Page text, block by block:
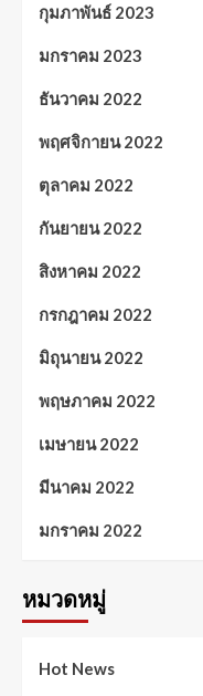
กุมภาพันธ์ 2023
มกราคม 2023
ธันวาคม 2022
พฤศจิกายน 2022
ตุลาคม 2022
กันยายน 2022
สิงหาคม 2022
กรกฎาคม 2022
มิถุนายน 2022
พฤษภาคม 2022
เมษายน 2022
มีนาคม 2022
มกราคม 2022
หมวดหมู่
Hot News